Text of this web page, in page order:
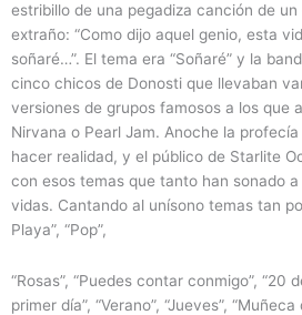
estribillo de una pegadiza canción de
extraño: “Como dijo aquel genio, esta
soñaré…”. El tema era “Soñaré” y la
cinco chicos de Donosti que llevaban
versiones de grupos famosos a los que
Nirvana o Pearl Jam. Anoche la
hacer realidad, y el público de Starlite
con esos temas que tanto han sonado
vidas. Cantando al unísono temas tan
Playa”, “Pop”,
“Rosas”, “Puedes contar conmigo”, “20
primer día”, “Verano”, “Jueves”,